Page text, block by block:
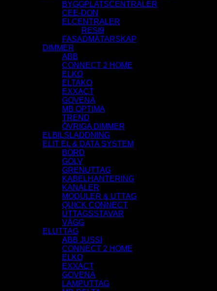
BYGGPLATSCENTRALER
CEE-DON
ELCENTRALER
RESI9
FASADMÄTARSKAP
DIMMER
ABB
CONNECT 2 HOME
ELKO
ELTAKO
EXXACT
GOVENA
MB OPTIMA
TREND
ÖVRIGA DIMMER
ELBILSLADDNING
ELIT EL & DATA SYSTEM
BORD
GOLV
GRENUTTAG
KABELHANTERING
KANALER
MODULER & UTTAG
QUICK CONNECT
UTTAGSSTAVAR
VÄGG
ELUTTAG
ABB JUSSI
CONNECT 2 HOME
ELKO
EXXACT
GOVENA
LAMPUTTAG